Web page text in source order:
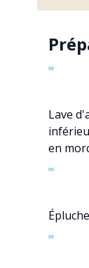
Lave
en